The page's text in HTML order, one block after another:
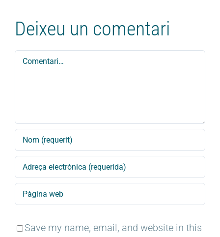
Deixeu un comentari
Comment
Save my name, email, and website in this